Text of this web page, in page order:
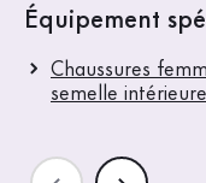
Équipement
Chaussures
semelle